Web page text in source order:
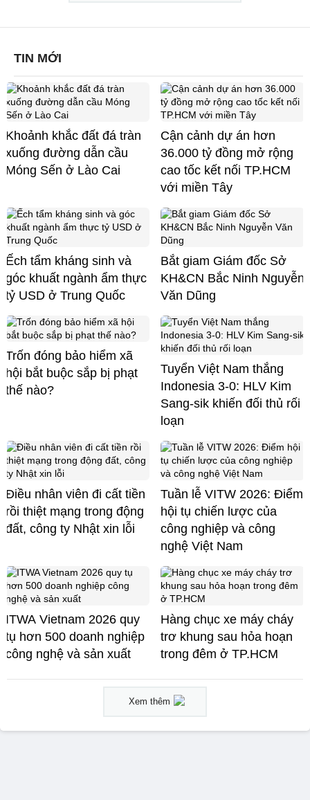
TIN MỚI
Khoảnh khắc đất đá tràn
xuống đường dẫn cầu
Móng Sến ở Lào Cai
Cận cảnh dự án hơn
36.000 tỷ đồng mở rộng
cao tốc kết nối TP.HCM
với miền Tây
Ếch tẩm kháng sinh và
góc khuất ngành ẩm thực
tỷ USD ở Trung Quốc
Bắt giam Giám đốc Sở
KH&CN Bắc Ninh Nguyễn
Văn Dũng
Trốn đóng bảo hiểm xã
hội bắt buộc sắp bị phạt
thế nào?
Tuyển Việt Nam thắng
Indonesia 3-0: HLV Kim
Sang-sik khiến đối thủ rối
loạn
Điều nhân viên đi cất tiền
rồi thiệt mạng trong động
đất, công ty Nhật xin lỗi
Tuần lễ VITW 2026: Điểm
hội tụ chiến lược của
công nghiệp và công
nghệ Việt Nam
ITWA Vietnam 2026 quy
tụ hơn 500 doanh nghiệp
công nghệ và sản xuất
Hàng chục xe máy cháy
trơ khung sau hỏa hoạn
trong đêm ở TP.HCM
Xem thêm